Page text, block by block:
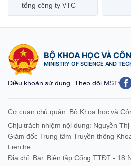
tổng công ty VTC
BỘ KHOA HỌC VÀ
MINISTRY OF SCIENCE AND
Điều khoản sử dụng Theo dõi MST:
Cơ quan chủ quản: Bộ Khoa học và
Chịu trách nhiệm nội dung: Nguyễn Thị
Giám đốc Trung tâm Truyền thông
Liên hệ
Địa chỉ: Ban Biên tập Cổng TTĐT - 18